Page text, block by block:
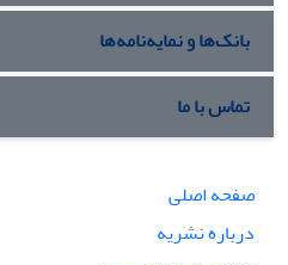
بانک‌ها و نمایه‌نامه‌ها
تماس با ما
صفحه اصلی
درباره نشریه